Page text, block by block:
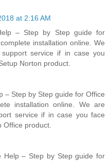
at 2:16 AM
– Step by Step guide for
installation online. We
service if in case you
Norton product.
– Step by Step guide for Office
installation online. We are
service if in case you face
Office product.
Help – Step by Step guide for